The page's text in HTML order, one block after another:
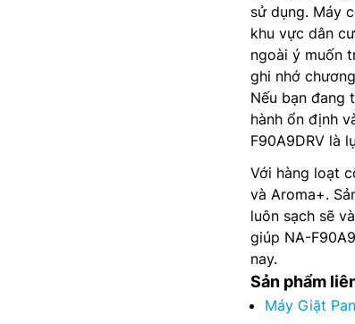
sử dụng. Máy
khu vực dân
ngoài ý muốn
ghi nhớ
Nếu bạn đang
hành ổn định
F90A9DRV là
Với hàng loạt
và Aroma+.
luôn sạch sẽ
giúp NA-
nay.
Sản phẩm
Máy Giặt